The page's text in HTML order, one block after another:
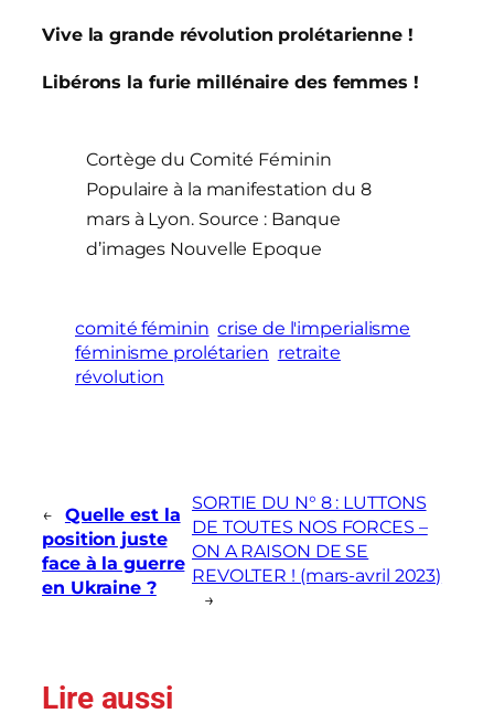
Vive la grande révolution prolétarienne !
Libérons la furie millénaire des femmes !
Cortège du Comité Féminin
Populaire à la manifestation du 8
mars à Lyon. Source : Banque
d’images Nouvelle Epoque
comité féminin crise de l'imperialisme
féminisme prolétarien retraite
révolution
←
Quelle est la
position juste
face à la guerre
en Ukraine ?
SORTIE DU N° 8 : LUTTONS
DE TOUTES NOS FORCES –
ON A RAISON DE SE
REVOLTER ! (mars-avril 2023)
→
Lire aussi